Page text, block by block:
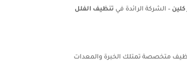
– الشركة الرائدة في تنظيف الفلل
متخصصة تمتلك الخبرة والمعدات